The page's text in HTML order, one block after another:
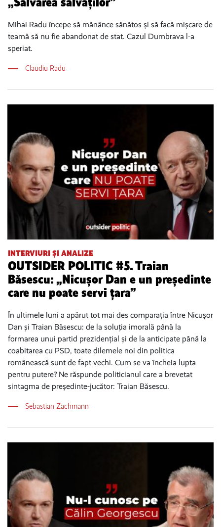
Mihai Radu începe să mănânce sănătos și să facă mișcare de
teamă să nu fie abandonat de stat. Cazul Dumbrava l-a
speriat.
Claudiu Radu
INTERVIURI ȘI ANALIZE
OUTSIDER POLITIC #5. Traian
Băsescu: „Nicușor Dan e un președinte
care nu poate servi țara”
În ultimele luni a apărut tot mai des comparația între Nicușor
Dan și Traian Băsescu: de la soluția imorală până la
formarea unui partid prezidențial și de la anticipate până la
coabitarea cu PSD, toate dilemele noi din politica
românească sunt de fapt vechi. Cum se va încheia lupta
pentru putere? Ne răspunde politicianul care a brevetat
sintagma de președinte-jucător: Traian Băsescu.
Sebastian Zachmann